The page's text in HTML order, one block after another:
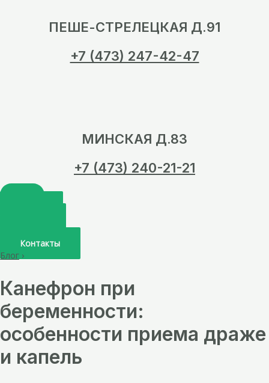
ПЕШЕ-СТРЕЛЕЦКАЯ Д.91
+7 (473) 247-42-47
МИНСКАЯ Д.83
+7 (473) 240-21-21
Контакты
Блог ›
Канефрон при
беременности:
особенности приема драже
и капель